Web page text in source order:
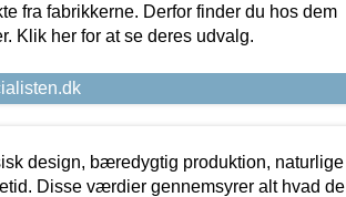
fra fabrikkerne. Derfor finder du hos dem
Klik her for at se deres udvalg.
design, bæredygtig produktion, naturlige
Disse værdier gennemsyrer alt hvad de